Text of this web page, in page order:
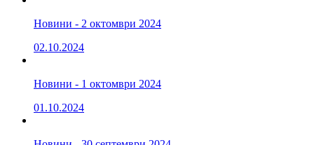
Новини - 2 октомври 2024
02.10.2024
Новини - 1 октомври 2024
01.10.2024